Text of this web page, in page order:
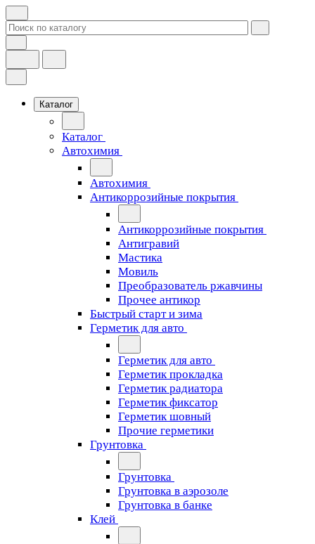
Каталог
Каталог
Автохимия
Автохимия
Антикоррозийные покрытия
Антикоррозийные покрытия
Антигравий
Мастика
Мовиль
Преобразователь ржавчины
Прочее антикор
Быстрый старт и зима
Герметик для авто
Герметик для авто
Герметик прокладка
Герметик радиатора
Герметик фиксатор
Герметик шовный
Прочие герметики
Грунтовка
Грунтовка
Грунтовка в аэрозоле
Грунтовка в банке
Клей